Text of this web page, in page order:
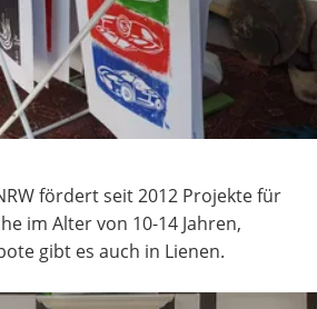
fördert seit 2012 Projekte für
im Alter von 10-14 Jahren,
gibt es auch in Lienen.